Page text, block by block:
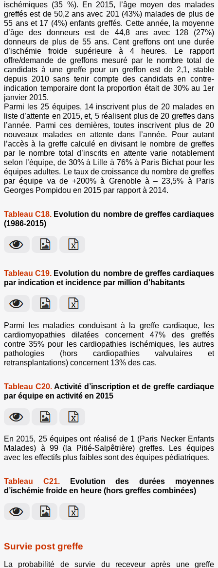
ischémiques (35 %). En 2015, l’âge moyen des malades
greffés est de 50,2 ans avec 201 (43%) malades de plus de
55 ans et 17 (4%) enfants greffés. Cette année, la moyenne
d’âge des donneurs est de 44,8 ans avec 128 (27%)
donneurs de plus de 55 ans. Cent greffons ont une durée
d’ischémie froide supérieure à 4 heures. Le rapport
offre/demande de greffons mesuré par le nombre total de
candidats à une greffe pour un greffon est de 2,1, stable
depuis 2010 sans tenir compte des candidats en contre-
indication temporaire dont la proportion était de 30% au 1er
janvier 2015.
Parmi les 25 équipes, 14 inscrivent plus de 20 malades en
liste d’attente en 2015, et, 5 réalisent plus de 20 greffes dans
l’année. Parmi ces dernières, toutes inscrivent plus de 20
nouveaux malades en attente dans l’année. Pour autant
l’accès à la greffe calculé en divisant le nombre de greffes
par le nombre total d’inscrits en attente varie notablement
selon l’équipe, de 30% à Lille à 76% à Paris Bichat pour les
équipes adultes. Le taux de croissance du nombre de greffes
par équipe va de +200% à Grenoble à – 23,5% à Paris
Georges Pompidou en 2015 par rapport à 2014.
Tableau C18. Evolution du nombre de greffes cardiaques
(1986-2015)
Tableau C19. Evolution du nombre de greffes cardiaques
par indication et incidence par million d'habitants
Parmi les maladies conduisant à la greffe cardiaque, les
cardiomyopathies dilatées concernent 47% des greffés
contre 35% pour les cardiopathies ischémiques, les autres
pathologies (hors cardiopathies valvulaires et
retransplantations) concernent 13% des cas.
Tableau C20.Activité d’inscription et de greffe cardiaque
par équipe en activité en 2015
En 2015, 25 équipes ont réalisé de 1 (Paris Necker Enfants
Malades) à 99 (la Pitié-Salpêtrière) greffes. Les équipes
avec les effectifs plus faibles sont des équipes pédiatriques.
Tableau C21.Evolution des durées moyennes
d’ischémie froide en heure (hors greffes combinées)
Survie post greffe
La probabilité de survie du receveur après une greffe